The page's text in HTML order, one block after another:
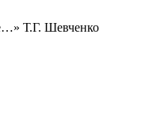
Т.Г. Шевченко